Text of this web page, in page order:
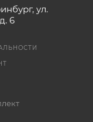
ул.
6